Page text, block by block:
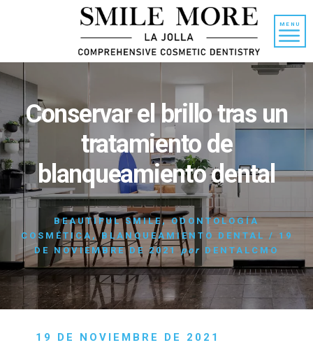
lateral
principal
MENU
Conservar el brillo tras un
tratamiento de
blanqueamiento dental
BEAUTIFUL SMILE,ODONTOLOGÍA
COSMÉTICA ,BLANQUEAMIENTO DENTAL /
19
DE NOVIEMBRE DE 2021
por DENTALCMO
19 DE NOVIEMBRE DE 2021